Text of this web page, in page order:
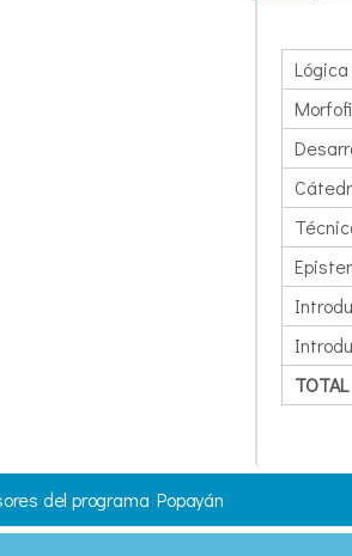
TOTAL
del programa Popayán